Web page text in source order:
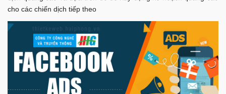
cho các chiến dịch tiếp theo